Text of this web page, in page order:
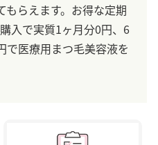
もらえます。お得な定期
入で実質1ヶ月分0円、6
で医療用まつ毛美容液を